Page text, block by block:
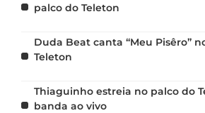
palco do Teleton
Duda Beat canta “Meu Pisêro”
Teleton
Thiaguinho estreia no palco do
banda ao vivo